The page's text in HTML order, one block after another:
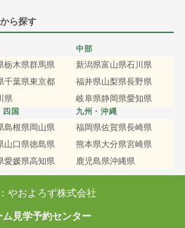
ら探す
栃木県群馬県
千葉県東京都
県
中部
新潟県富山県石川県
福井県山梨県長野県
岐阜県静岡県愛知県
四国
島根県岡山県
山口県徳島県
愛媛県高知県
九州・沖縄
福岡県佐賀県長崎県
熊本県大分県宮崎県
鹿児島県沖縄県
やおよろず株式会社
ム見学予約センター